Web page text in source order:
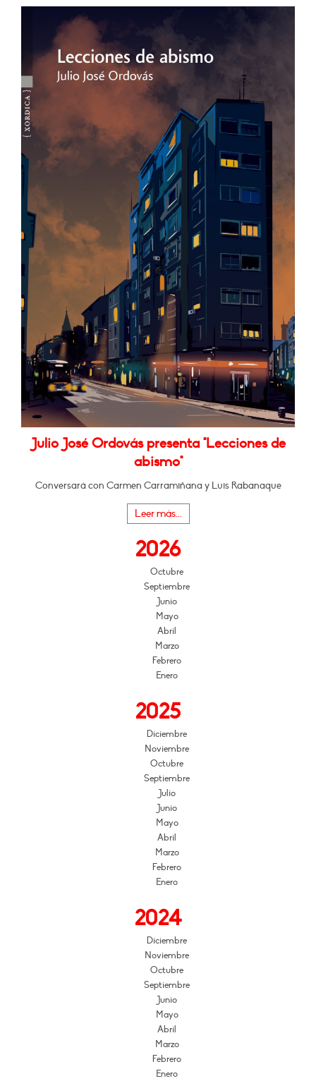
Julio José Ordovás presenta "Lecciones de
abismo"
Conversará con Carmen Carramiñana y Luis Rabanaque
Leer más...
2026
Octubre
Septiembre
Junio
Mayo
Abril
Marzo
Febrero
Enero
2025
Diciembre
Noviembre
Octubre
Septiembre
Julio
Junio
Mayo
Abril
Marzo
Febrero
Enero
2024
Diciembre
Noviembre
Octubre
Septiembre
Junio
Mayo
Abril
Marzo
Febrero
Enero